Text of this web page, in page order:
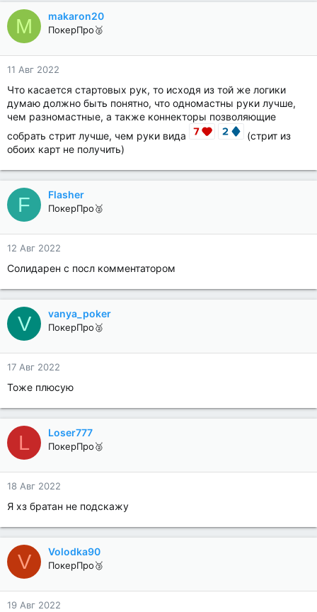
M makaron20
ПокерПро🥈
11 Авг 2022
Что касается стартовых рук, то исходя из той же логики
думаю должно быть понятно, что одномастны руки лучше,
чем разномастные, а также коннекторы позволяющие
собрать стрит лучше, чем руки вида
(стрит из
обоих карт не получить)
F Flasher
ПокерПро🥈
12 Авг 2022
Солидарен с посл комментатором
V vanya_poker
ПокерПро🥈
17 Авг 2022
Тоже плюсую
L Loser777
ПокерПро🥈
18 Авг 2022
Я хз братан не подскажу
V Volodka90
ПокерПро🥉
19 Авг 2022